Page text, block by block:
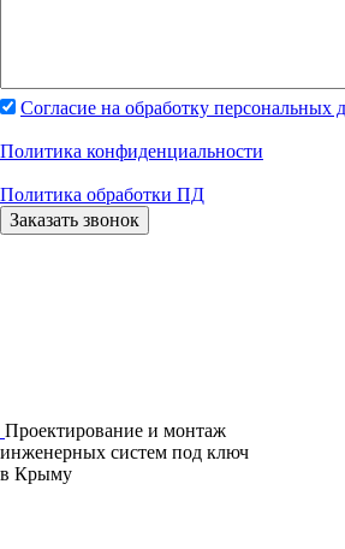
Согласие на обработку персональных
Политика конфиденциальности
Политика обработки ПД
Проектирование и монтаж
инженерных систем под ключ
в Крыму